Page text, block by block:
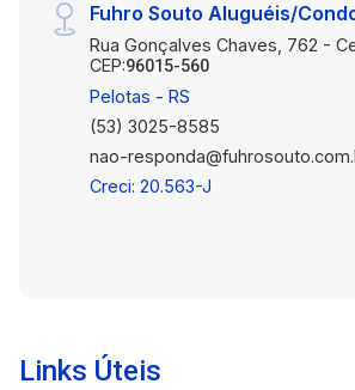
Fuhro Souto Aluguéis/
Rua Gonçalves Chaves, 762 -
CEP:96015-560
Pelotas - RS
(53) 3025-8585
nao-
Creci: 20.563-J
Links Úteis